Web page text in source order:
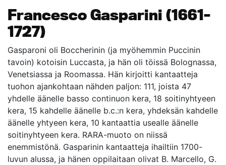
Francesco Gasparini (1661–
1727)
Gasparoni oli Boccherinin (ja myöhemmin Puccinin
tavoin) kotoisin Luccasta, ja hän oli töissä Bolognassa,
Venetsiassa ja Roomassa. Hän kirjoitti kantaatteja
tuohon ajankohtaan nähden paljon: 111, joista 47
yhdelle äänelle basso continuon kera, 18 soitinyhtyeen
kera, 15 kahdelle äänelle b.c.:n kera, yhdeksän kahdelle
äänelle yhtyeen kera, 10 kantaattia usealle äänelle
soitinyhtyeen kera. RARA-muoto on niissä
enemmistönä. Gasparinin kantaatteja ihailtiin 1700-
luvun alussa, ja hänen oppilaitaan olivat B. Marcello, G.